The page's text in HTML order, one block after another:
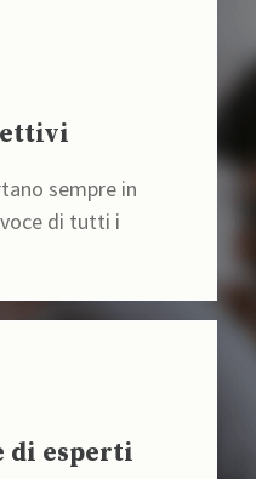
sempre in
di tutti i
di esperti